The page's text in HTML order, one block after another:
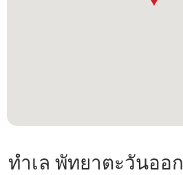
ทำเล พัทยาตะวันออก